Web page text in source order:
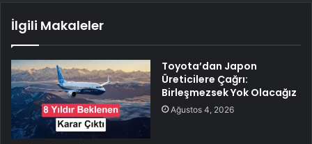
İlgili Makaleler
Toyota’dan Japon
Üreticilere Çağrı:
Birleşmezsek Yok Olacağız
Ağustos 4, 2026